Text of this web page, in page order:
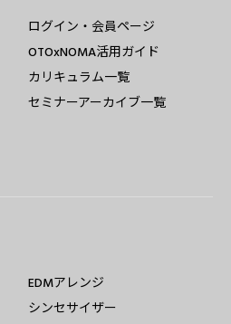
ログイン・会員ページ
OTOxNOMA活用ガイド
カリキュラム一覧
セミナーアーカイブ一覧
EDMアレンジ
シンセサイザー